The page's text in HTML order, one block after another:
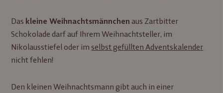
Das kleine Weihnachtsmännchen aus Zartbitter
Schokolade darf auf Ihrem Weihnachtsteller, im
Nikolausstiefel oder im selbst gefüllten Adventskalender
nicht fehlen!
Den kleinen Weihnachtsmann gibt auch in einer